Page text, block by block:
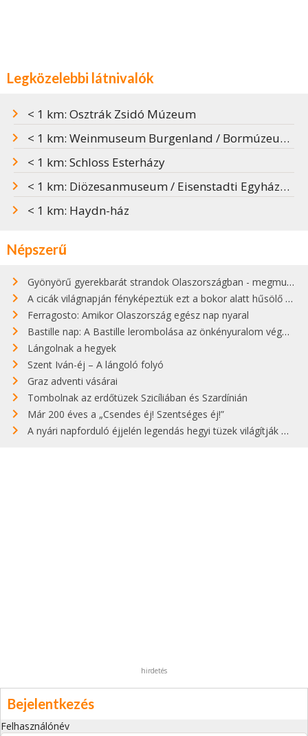
Legközelebbi látnivalók
< 1 km: Osztrák Zsidó Múzeum
< 1 km: Weinmuseum Burgenland / Bormúzeum Burgenland
< 1 km: Schloss Esterházy
< 1 km: Diözesanmuseum / Eisenstadti Egyházmegyei Múzeum
< 1 km: Haydn-ház
Népszerű
Gyönyörű gyerekbarát strandok Olaszországban - megmutatjuk a 15 legjobbat
A cicák világnapján fényképeztük ezt a bokor alatt hűsölő cicát Kisorosziban
Ferragosto: Amikor Olaszország egész nap nyaral
Bastille nap: A Bastille lerombolása az önkényuralom végét jelentette
Lángolnak a hegyek
Szent Iván-éj – A lángoló folyó
Graz adventi vásárai
Tombolnak az erdőtüzek Szicíliában és Szardínián
Már 200 éves a „Csendes éj! Szentséges éj!”
A nyári napforduló éjjelén legendás hegyi tüzek világítják meg Zugspitzét
hirdetés
Bejelentkezés
Felhasználónév